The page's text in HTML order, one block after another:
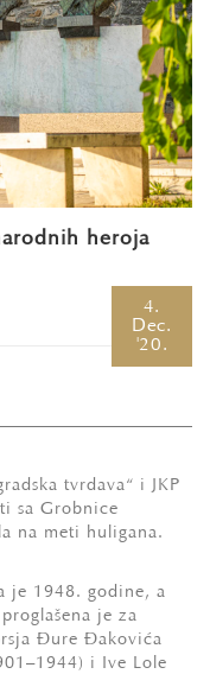
heroja
4.
Dec.
'20.
tvrđava“ i JKP
sa Grobnice
na meti huligana.
je 1948. godine, a
je za
Đure Đakovića
i Ive Lole